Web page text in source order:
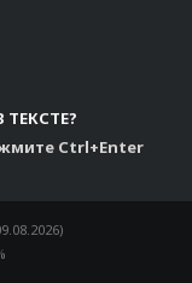
Ctrl+Enter